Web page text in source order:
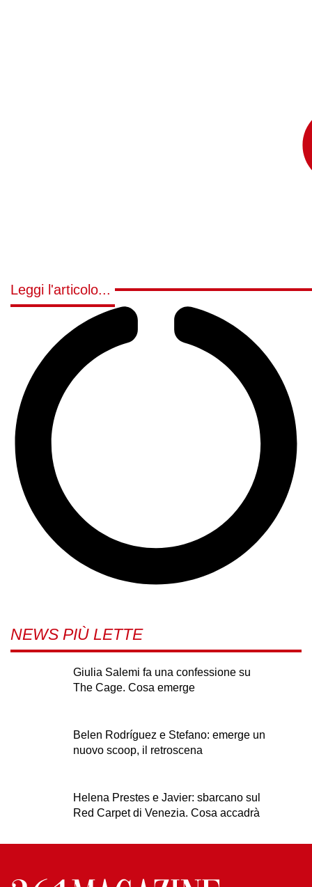
Leggi l'articolo...
NEWS PIÙ LETTE
Giulia Salemi fa una confessione su
The Cage. Cosa emerge
Belen Rodríguez e Stefano: emerge un
nuovo scoop, il retroscena
Helena Prestes e Javier: sbarcano sul
Red Carpet di Venezia. Cosa accadrà